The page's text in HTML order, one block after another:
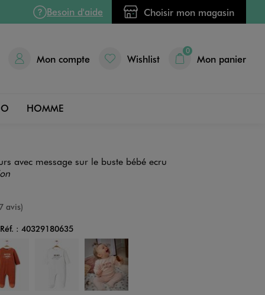
Besoin d'aide Choisir mon magasin
Mon compte Wishlist
0
Mon panier
HOMME
avec message sur le buste bébé ecru
avis)
Réf. : 40329180635